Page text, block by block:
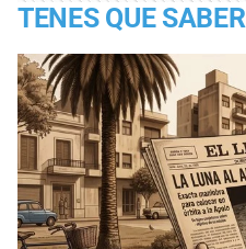
TENES QUE SABER